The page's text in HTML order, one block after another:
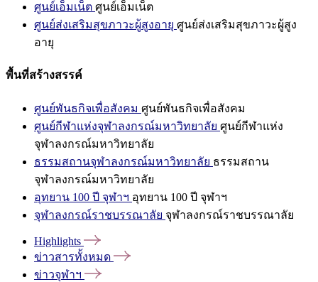
ศูนย์เอ็มเน็ต ศูนย์เอ็มเน็ต
ศูนย์ส่งเสริมสุขภาวะผู้สูงอายุ ศูนย์ส่งเสริมสุขภาวะผู้สูง
อายุ
พื้นที่สร้างสรรค์
ศูนย์พันธกิจเพื่อสังคม ศูนย์พันธกิจเพื่อสังคม
ศูนย์กีฬาแห่งจุฬาลงกรณ์มหาวิทยาลัย ศูนย์กีฬาแห่ง
จุฬาลงกรณ์มหาวิทยาลัย
ธรรมสถานจุฬาลงกรณ์มหาวิทยาลัย ธรรมสถาน
จุฬาลงกรณ์มหาวิทยาลัย
อุทยาน 100 ปี จุฬาฯ อุทยาน 100 ปี จุฬาฯ
จุฬาลงกรณ์ราชบรรณาลัย จุฬาลงกรณ์ราชบรรณาลัย
Highlights
ข่าวสารทั้งหมด
ข่าวจุฬาฯ